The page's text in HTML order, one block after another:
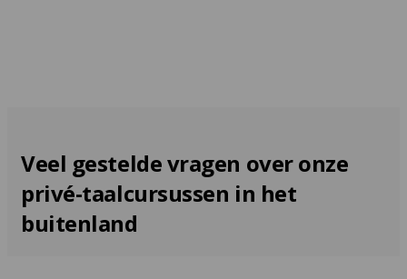
Veel gestelde vragen over onze
privé-taalcursussen in het
buitenland